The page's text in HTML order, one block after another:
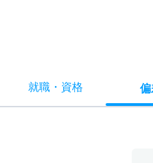
就職・ 資格 偏